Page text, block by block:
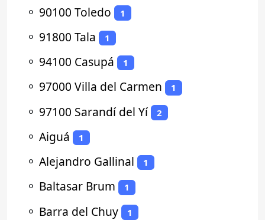
⚬ 90100 Toledo 1
⚬ 91800 Tala 1
⚬ 94100 Casupá 1
⚬ 97000 Villa del Carmen 1
⚬ 97100 Sarandí del Yí 2
⚬ Aiguá 1
⚬ Alejandro Gallinal 1
⚬ Baltasar Brum 1
⚬ Barra del Chuy 1